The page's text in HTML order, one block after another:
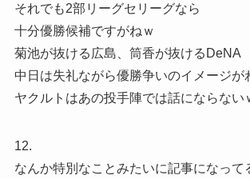
それでも2部リーグセリーグなら
十分優勝候補ですがねｗ
菊池が抜ける広島、筒香が抜けるDeNA
中日は失礼ながら優勝争いのイメージが
ヤクルトはあの投手陣では話にならない
12.
なんか特別なことみたいに記事になって